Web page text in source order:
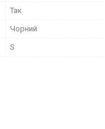
Так
Чорний
S